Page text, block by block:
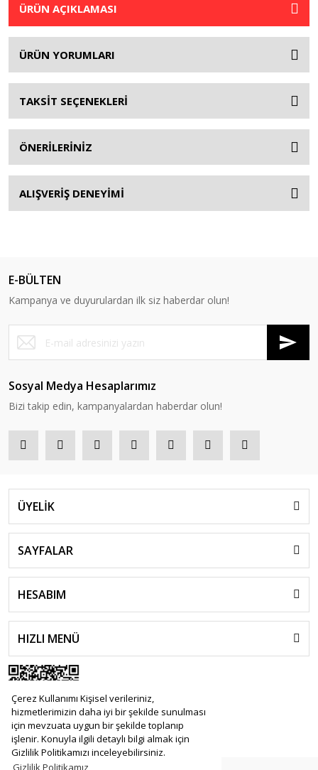
Çerez Kullanımı Kişisel verileriniz,
hizmetlerimizin daha iyi bir şekilde sunulması
için mevzuata uygun bir şekilde toplanıp
işlenir. Konuyla ilgili detaylı bilgi almak için
Gizlilik Politikamızı inceleyebilirsiniz.
ÜRÜN AÇIKLAMASI
ÜRÜN YORUMLARI
TAKSİT SEÇENEKLERİ
ÖNERİLERİNİZ
ALIŞVERİŞ DENEYİMİ
E-BÜLTEN
Kampanya ve duyurulardan ilk siz haberdar olun!
Sosyal Medya Hesaplarımız
Bizi takip edin, kampanyalardan haberdar olun!
ÜYELİK
SAYFALAR
HESABIM
HIZLI MENÜ